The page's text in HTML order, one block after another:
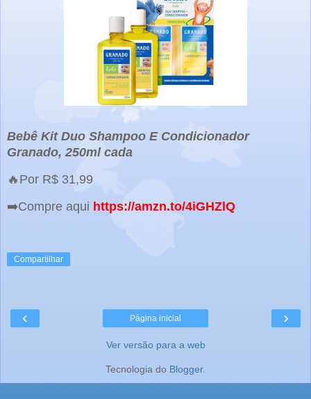
Bebê Kit Duo Shampoo E Condicionador
Granado, 250ml cada
🔥Por R$ 31,99
➡️Compre aqui https://amzn.to/4iGHZlQ
Compartilhar
‹ ›
Página inicial
Ver versão para a web
Tecnologia do Blogger.